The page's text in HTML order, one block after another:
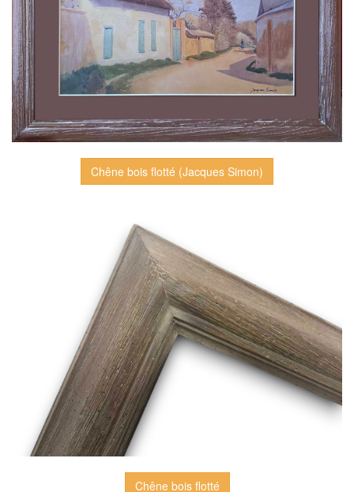
Chêne bois flotté (Jacques Simon)
Chêne bois flotté